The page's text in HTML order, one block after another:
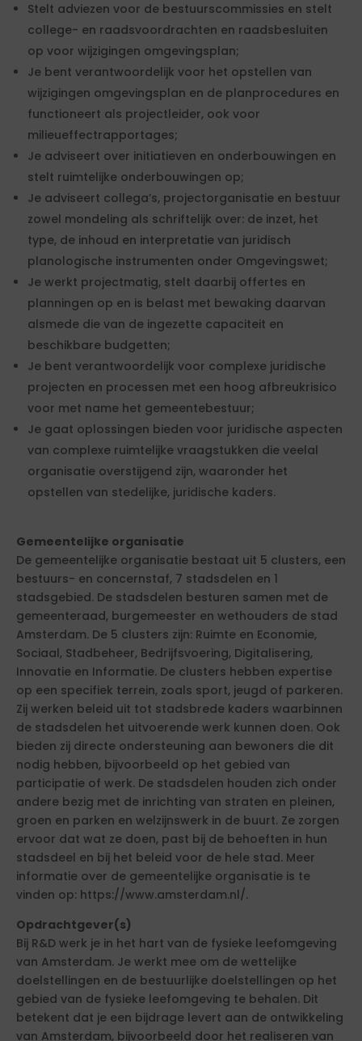
Stelt adviezen voor de bestuurscommissies en stelt
college- en raadsvoordrachten en raadsbesluiten
op voor wijzigingen omgevingsplan;
Je bent verantwoordelijk voor het opstellen van
wijzigingen omgevingsplan en de planprocedures en
functioneert als projectleider, ook voor
milieueffectrapportages;
Je adviseert over initiatieven en onderbouwingen en
stelt ruimtelijke onderbouwingen op;
Je adviseert collega’s, projectorganisatie en bestuur
zowel mondeling als schriftelijk over: de inzet, het
type, de inhoud en interpretatie van juridisch
planologische instrumenten onder Omgevingswet;
Je werkt projectmatig, stelt daarbij offertes en
planningen op en is belast met bewaking daarvan
alsmede die van de ingezette capaciteit en
beschikbare budgetten;
Je bent verantwoordelijk voor complexe juridische
projecten en processen met een hoog afbreukrisico
voor met name het gemeentebestuur;
Je gaat oplossingen bieden voor juridische aspecten
van complexe ruimtelijke vraagstukken die veelal
organisatie overstijgend zijn, waaronder het
opstellen van stedelijke, juridische kaders.
Gemeentelijke organisatie
De gemeentelijke organisatie bestaat uit 5 clusters, een
bestuurs- en concernstaf, 7 stadsdelen en 1
stadsgebied. De stadsdelen besturen samen met de
gemeenteraad, burgemeester en wethouders de stad
Amsterdam. De 5 clusters zijn: Ruimte en Economie,
Sociaal, Stadbeheer, Bedrijfsvoering, Digitalisering,
Innovatie en Informatie. De clusters hebben expertise
op een specifiek terrein, zoals sport, jeugd of parkeren.
Zij werken beleid uit tot stadsbrede kaders waarbinnen
de stadsdelen het uitvoerende werk kunnen doen. Ook
bieden zij directe ondersteuning aan bewoners die dit
nodig hebben, bijvoorbeeld op het gebied van
participatie of werk. De stadsdelen houden zich onder
andere bezig met de inrichting van straten en pleinen,
groen en parken en welzijnswerk in de buurt. Ze zorgen
ervoor dat wat ze doen, past bij de behoeften in hun
stadsdeel en bij het beleid voor de hele stad. Meer
informatie over de gemeentelijke organisatie is te
vinden op: https://www.amsterdam.nl/.
Opdrachtgever(s)
Bij R&D werk je in het hart van de fysieke leefomgeving
van Amsterdam. Je werkt mee om de wettelijke
doelstellingen en de bestuurlijke doelstellingen op het
gebied van de fysieke leefomgeving te behalen. Dit
betekent dat je een bijdrage levert aan de ontwikkeling
van Amsterdam, bijvoorbeeld door het realiseren van